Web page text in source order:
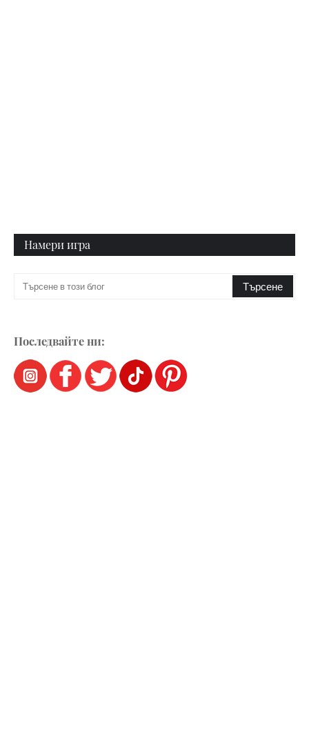
Намери игра
Последвайте ни: